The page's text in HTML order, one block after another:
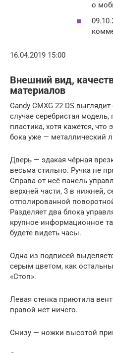
о
16.04.2019 15:00
Внешний вид,
материалов
Candy CMXG 22 DS
случае серебристая
пластика, хотя кажется,
бока уже — металлический
Дверь — эдакая чёрная
весьма стильно. Ручка не
Справа от неё панель
верхней части, 3 в нижней,
отполированной
Разделяет два блока
крупное информационное
будете видеть часы.
Одна из подписей
серым цветом, как
«Стоп».
Левая стенка приютила
правой нет ничего.
Снизу — ножки высотой